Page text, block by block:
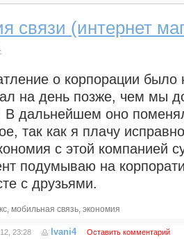
связи (интернет
о корпорации было
на день позже, чем мы
дальнейшем оно
так как я плачу
с этой компанией
подумываю на
с друзьями.
кс, мобильная связь, экономия
23:28 Ivani4 Оставить комментарий